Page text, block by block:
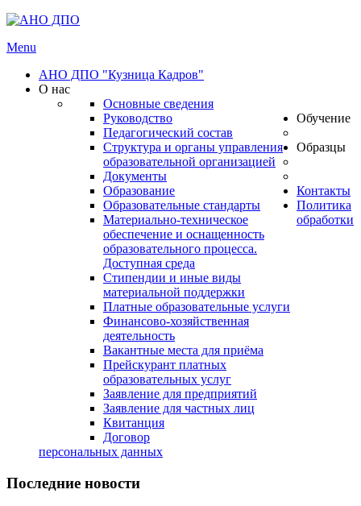
Menu
АНО ДПО "Кузница Кадров"
О нас
Основные сведения
Руководство
Педагогический состав
Структура и органы управления
образовательной организацией
Документы
Образование
Образовательные стандарты
Материально-техническое
обеспечение и оснащенность
образовательного процесса.
Доступная среда
Стипендии и иные виды
материальной поддержки
Платные образовательные услуги
Финансово-хозяйственная
деятельность
Вакантные места для приёма
Обучение
Прейскурант платных
образовательных услуг
Образцы
Заявление для предприятий
Заявление для частных лиц
Квитанция
Договор
Контакты
Политика
обработки
персональных данных
Последние новости